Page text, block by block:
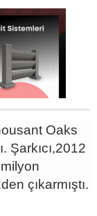
Oaks
Şarkıcı,2012
çıkarmıştı.